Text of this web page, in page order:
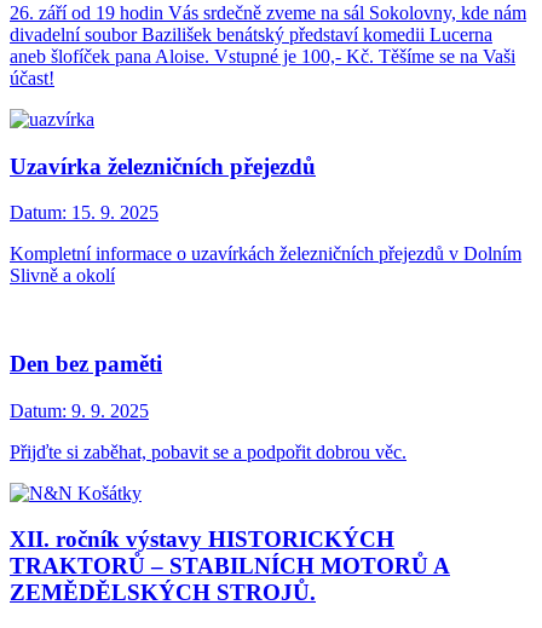
26. září od 19 hodin Vás srdečně zveme na sál Sokolovny, kde nám
divadelní soubor Bazilišek benátský představí komedii Lucerna
aneb šlofíček pana Aloise. Vstupné je 100,- Kč. Těšíme se na Vaši
účast!
Uzavírka železničních přejezdů
Datum: 15. 9. 2025
Kompletní informace o uzavírkách železničních přejezdů v Dolním
Slivně a okolí
Den bez paměti
Datum: 9. 9. 2025
Přijďte si zaběhat, pobavit se a podpořit dobrou věc.
XII. ročník výstavy HISTORICKÝCH
TRAKTORŮ – STABILNÍCH MOTORŮ A
ZEMĚDĚLSKÝCH STROJŮ.